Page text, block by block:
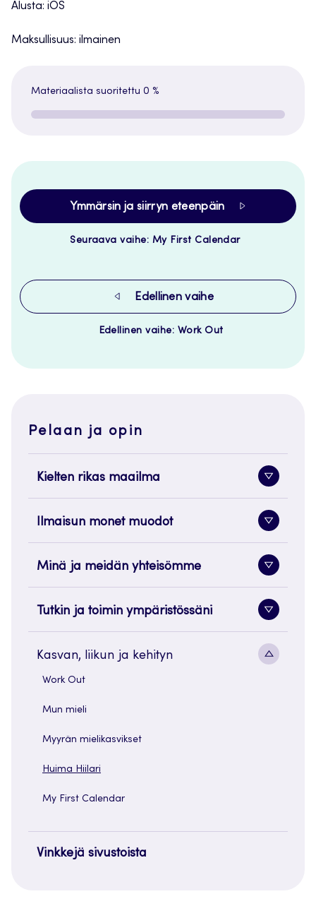
Alusta: iOS
Maksullisuus: ilmainen
Materiaalista suoritettu 0 %
Ymmärsin ja siirryn eteenpäin
Seuraava vaihe: My First Calendar
Edellinen vaihe
Edellinen vaihe: Work Out
Pelaan ja opin
Kielten rikas maailma
painike
Ilmaisun monet muodot
painike
Minä ja meidän yhteisömme
painike
Tutkin ja toimin ympäristössäni
painike
Kasvan, liikun ja kehityn
Work Out
Mun mieli
Myyrän mielikasvikset
Huima Hiilari
My First Calendar
Vinkkejä sivustoista